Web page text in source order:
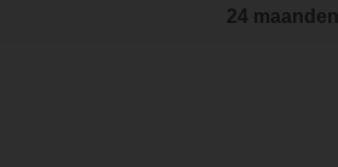
24 maanden